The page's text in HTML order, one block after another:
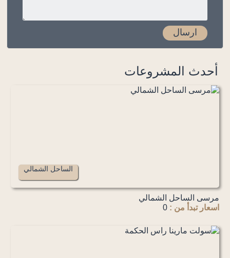
أحدث المشروعات
الساحل الشمالي
مرسى الساحل الشمالي
اسعار تبدأ من : 0